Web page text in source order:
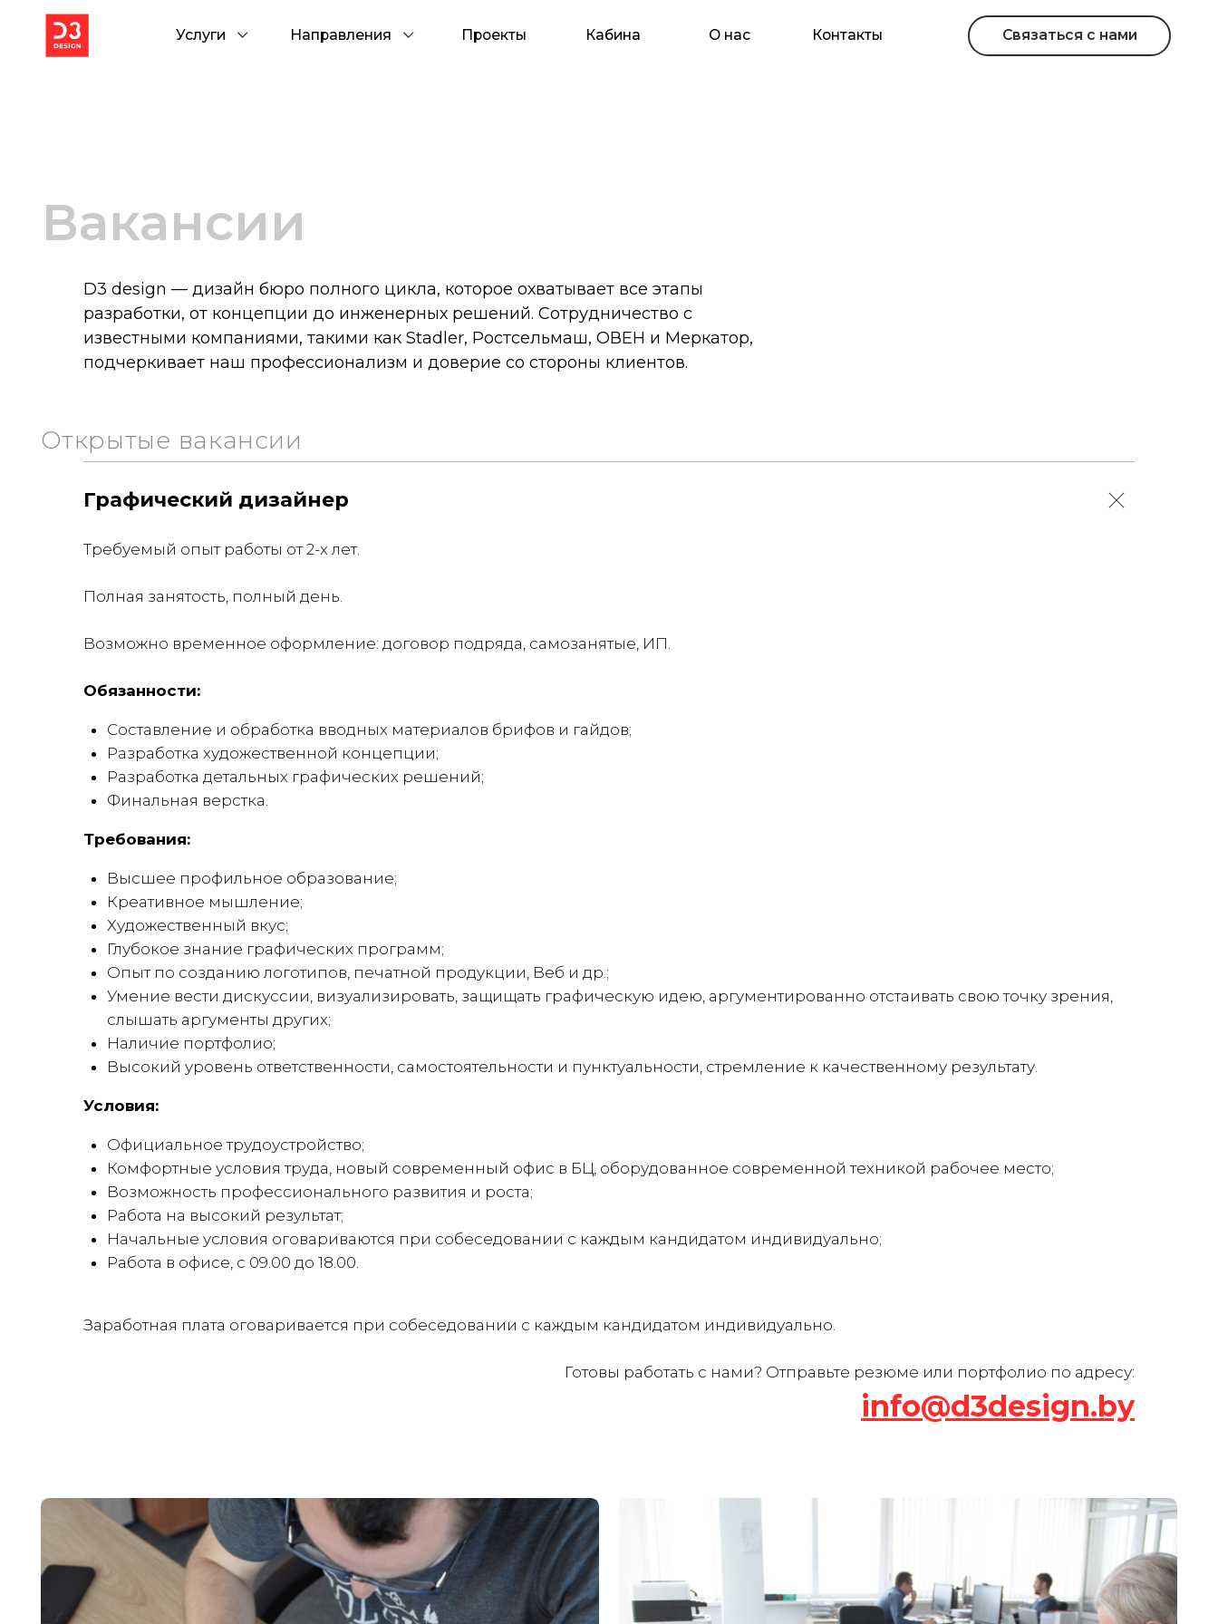
Связаться с нами
Контакты
О нас
Кабина
Проекты
Услуги Направления
Вакансии
D3 design — дизайн бюро полного цикла, которое охватывает все этапы
разработки, от концепции до инженерных решений. Сотрудничество с
известными компаниями, такими как Stadler, Ростсельмаш, ОВЕН и Меркатор,
подчеркивает наш профессионализм и доверие со стороны клиентов.
Графический дизайнер
Требуемый опыт работы от 2-х лет.
Полная занятость, полный день.
Возможно временное оформление: договор подряда, самозанятые, ИП.
Обязанности:
Составление и обработка вводных материалов брифов и гайдов;
Разработка художественной концепции;
Разработка детальных графических решений;
Финальная верстка.
Требования:
Высшее профильное образование;
Креативное мышление;
Художественный вкус;
Глубокое знание графических программ;
Опыт по созданию логотипов, печатной продукции, Веб и др.;
Умение вести дискуссии, визуализировать, защищать графическую идею, аргументированно отстаивать свою точку зрения,
слышать аргументы других;
Наличие портфолио;
Высокий уровень ответственности, самостоятельности и пунктуальности, стремление к качественному результату.
Условия:
Официальное трудоустройство;
Комфортные условия труда, новый современный офис в БЦ, оборудованное современной техникой рабочее место;
Возможность профессионального развития и роста;
Работа на высокий результат;
Начальные условия оговариваются при собеседовании с каждым кандидатом индивидуально;
Работа в офисе, с 09.00 до 18.00.
Заработная плата оговаривается при собеседовании с каждым кандидатом индивидуально.
Готовы работать с нами? Отправьте резюме или портфолио по адресу:
info@d3design.by